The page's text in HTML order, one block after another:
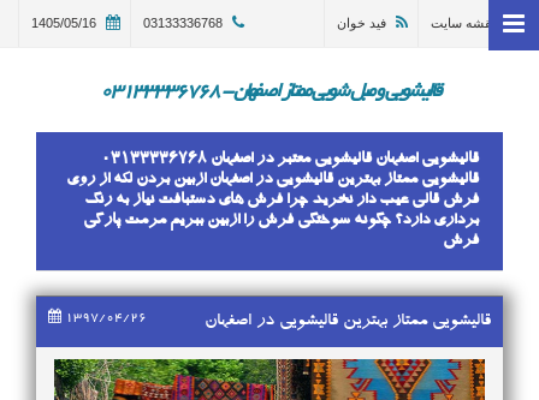
خانه
ترمیم و تعمیر قالی اصفهان
مبل شویی در اصفهان 03133336768
گالری
درباره ما
تماس با ما
03133336768
1405/05/16 نقشه سایت فید خوان
قالیشویی و مبل شویی ممتاز اصفهان - 03133336768
قالیشویی اصفهان قالیشویی معتبر در اصفهان 03133336768
قالیشویی ممتاز بهترین قالیشویی در اصفهان ازبین بردن لکه از روی
فرش قالی عیب دار نخرید چرا فرش های دستبافت نیاز به رنگ
برداری دارد؟ چگونه سوختگی فرش را ازبین ببریم مرمت پارگی
فرش
قالیشویی ممتاز بهترین قالیشویی در اصفهان 1397/04/26